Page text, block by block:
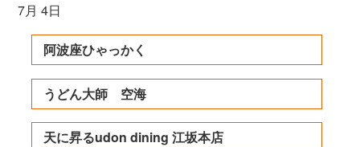
7月 4日
阿波座ひゃっかく
うどん大師 空海
天に昇るudon dining 江坂本店